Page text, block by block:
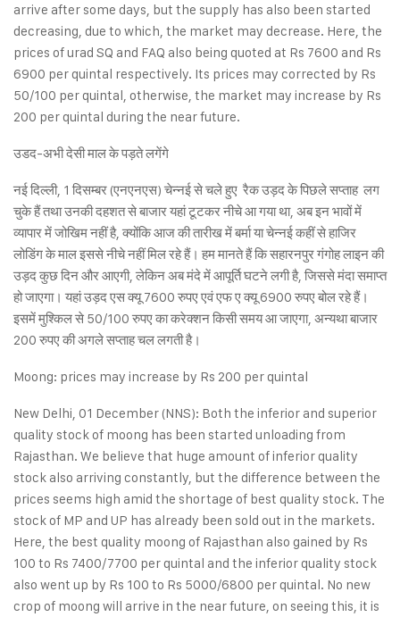
arrive after some days, but the supply has also been started
decreasing, due to which, the market may decrease. Here, the
prices of urad SQ and FAQ also being quoted at Rs 7600 and Rs
6900 per quintal respectively. Its prices may corrected by Rs
50/100 per quintal, otherwise, the market may increase by Rs
200 per quintal during the near future.
उडद-अभी देसी माल के पड़ते लगेंगे
नई दिल्ली, 1 दिसम्बर (एनएनएस) चेन्नई से चले हुए रैक उड़द के पिछले सप्ताह लग
चुके हैं तथा उनकी दहशत से बाजार यहां टूटकर नीचे आ गया था, अब इन भावों में
व्यापार में जोखिम नहीं है, क्योंकि आज की तारीख में बर्मा या चेन्नई कहीं से हाजिर
लोडिंग के माल इससे नीचे नहीं मिल रहे हैं। हम मानते हैं कि सहारनपुर गंगोह लाइन की
उड़द कुछ दिन और आएगी, लेकिन अब मंदे में आपूर्ति घटने लगी है, जिससे मंदा समाप्त
हो जाएगा। यहां उड़द एस क्यू 7600 रुपए एवं एफ ए क्यू 6900 रुपए बोल रहे हैं।
इसमें मुश्किल से 50/100 रुपए का करेक्शन किसी समय आ जाएगा, अन्यथा बाजार
200 रुपए की अगले सप्ताह चल लगती है।
Moong: prices may increase by Rs 200 per quintal
New Delhi, 01 December (NNS): Both the inferior and superior
quality stock of moong has been started unloading from
Rajasthan. We believe that huge amount of inferior quality
stock also arriving constantly, but the difference between the
prices seems high amid the shortage of best quality stock. The
stock of MP and UP has already been sold out in the markets.
Here, the best quality moong of Rajasthan also gained by Rs
100 to Rs 7400/7700 per quintal and the inferior quality stock
also went up by Rs 100 to Rs 5000/6800 per quintal. No new
crop of moong will arrive in the near future, on seeing this, it is